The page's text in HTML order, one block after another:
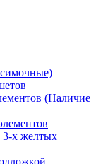
(Наличие
3-х желтых